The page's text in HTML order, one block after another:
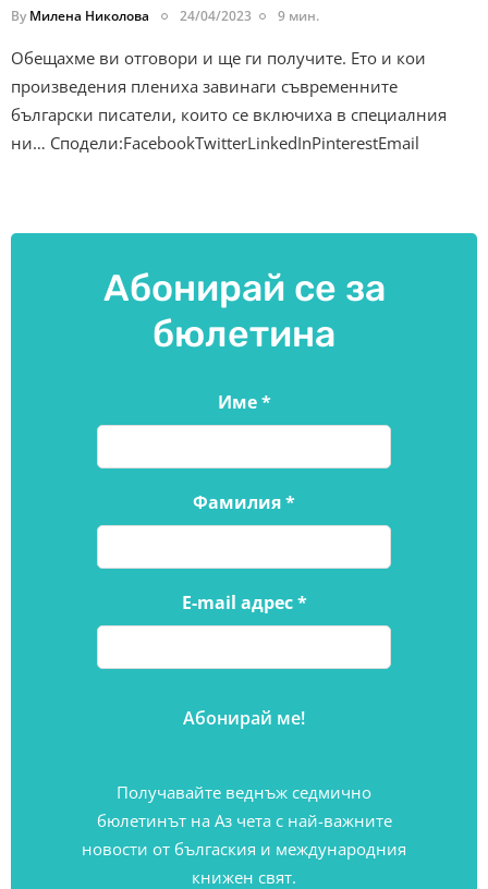
By Милена Николова 24/04/2023 9 мин.
Обещахме ви отговори и ще ги получите. Ето и кои
произведения плениха завинаги съвременните
български писатели, които се включиха в специалния
ни… Сподели:FacebookTwitterLinkedInPinterestEmail
Абонирай се за
бюлетина
Име*
Фамилия*
E-mail адрес*
Получавайте веднъж седмично
бюлетинът на Аз чета с най-важните
новости от бългаския и международния
книжен свят.